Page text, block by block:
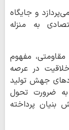
و جایگاه
به منزله
مفهوم
در عرصه
جهش تولید
به ضرورت تحول
بنیان پرداخته